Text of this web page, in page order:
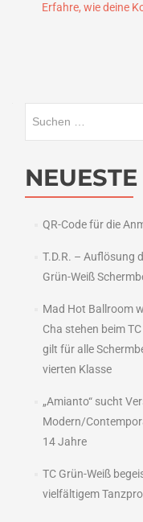
Erfahre, wie deine
QR-Code für die
T.D.R. – Auflösung
Grün-Weiß
Mad Hot Ballroom
Cha stehen beim
gilt für alle
vierten Klasse
„Amianto“ sucht
Modern/
14 Jahre
TC Grün-Weiß
vielfältigem